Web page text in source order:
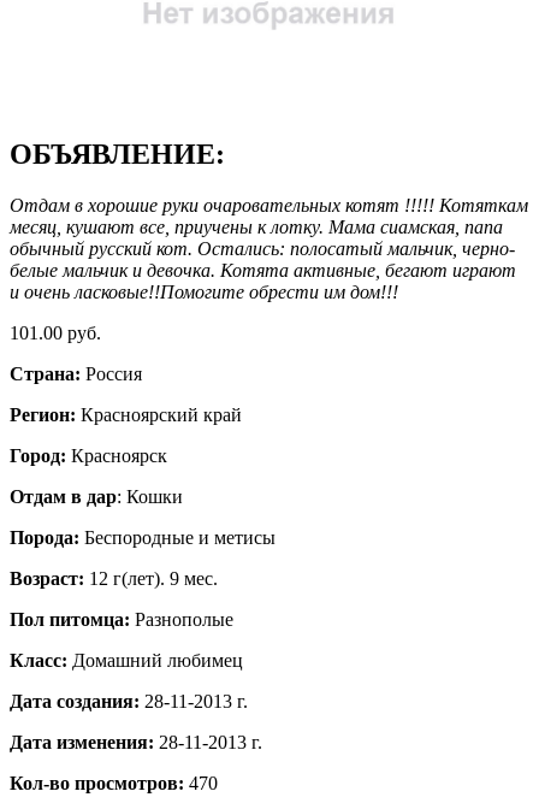
ОБЪЯВЛЕНИЕ:
Отдам в хорошие руки очаровательных котят !!!!! Котяткам
месяц, кушают все, приучены к лотку. Мама сиамская, папа
обычный русский кот. Остались: полосатый мальчик, черно-
белые мальчик и девочка. Котята активные, бегают играют
и очень ласковые!!Помогите обрести им дом!!!
101.00 руб.
Страна: Россия
Регион: Красноярский край
Город: Красноярск
Отдам в дар: Кошки
Порода: Беспородные и метисы
Возраст: 12 г(лет). 9 мес.
Пол питомца: Разнополые
Класс: Домашний любимец
Дата создания: 28-11-2013 г.
Дата изменения: 28-11-2013 г.
Кол-во просмотров: 470